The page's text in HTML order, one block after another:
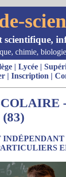
scientifique,
chimie,
| Lycée|
| Inscription |